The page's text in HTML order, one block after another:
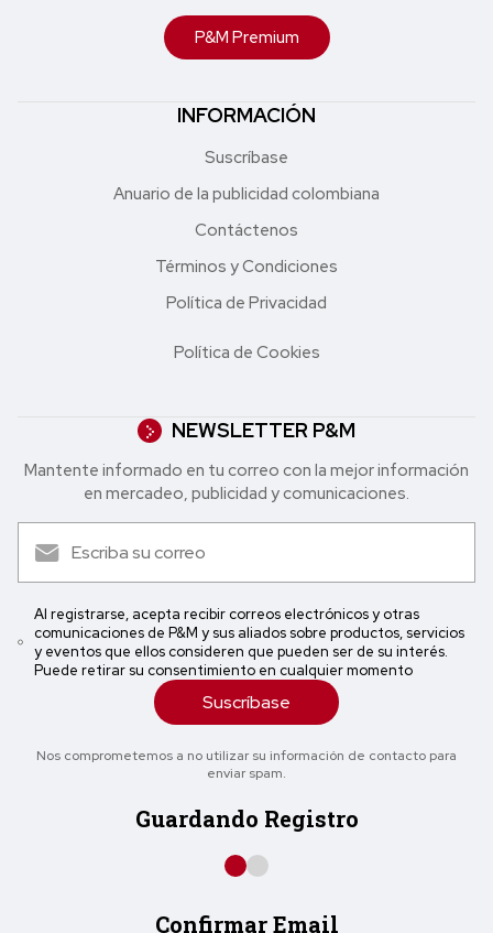
P&M Premium
INFORMACIÓN
Suscríbase
Anuario de la publicidad colombiana
Contáctenos
Términos y Condiciones
Política de Privacidad
Política de Cookies
NEWSLETTER P&M
Mantente informado en tu correo con la mejor in formación
en mercadeo, publicidad y comunicaciones.
Al registrarse, acepta recibir correos electrónicos y otras
comunicaciones de P&M y sus aliados sobre productos, servicios
y eventos que ellos consideren que pueden ser de su interés.
Puede retirar su consentimiento en cualquier momento
Suscríbase
Nos comprometemos a no utilizar su información de contacto para
enviar spam.
Guardando Registro
Confirmar Email